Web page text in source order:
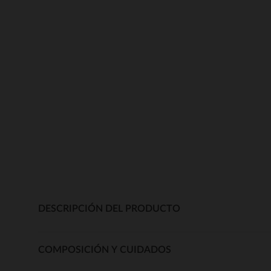
DESCRIPCIÓN DEL PRODUCTO
COMPOSICIÓN Y CUIDADOS